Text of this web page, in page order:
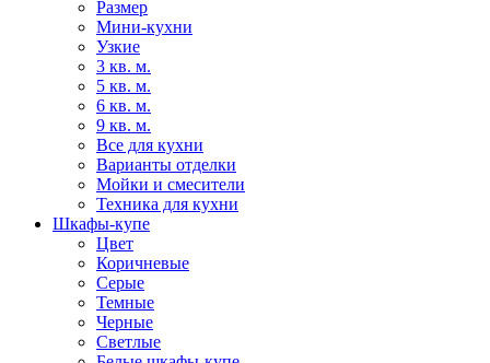
Размер
Мини-кухни
Узкие
3 кв. м.
5 кв. м.
6 кв. м.
9 кв. м.
Все для кухни
Варианты отделки
Мойки и смесители
Техника для кухни
Шкафы-купе
Цвет
Коричневые
Серые
Темные
Черные
Светлые